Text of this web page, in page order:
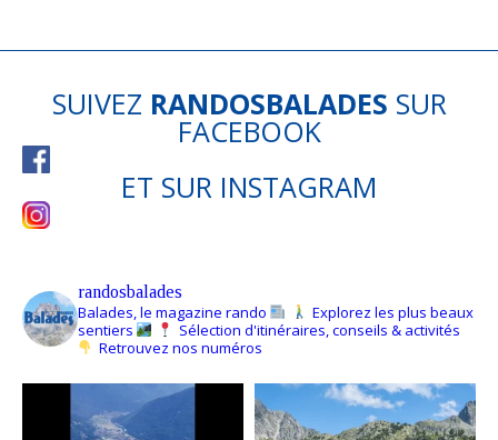
SUIVEZ RANDOSBALADES SUR
FACEBOOK
ET SUR INSTAGRAM
randosbalades
Balades, le magazine rando
Explorez les plus beaux
sentiers
Sélection d'itinéraires, conseils & activités
Retrouvez nos numéros